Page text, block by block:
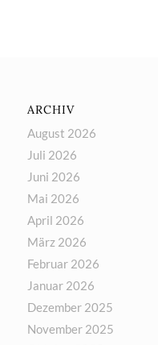
ARCHIV
August 2026
Juli 2026
Juni 2026
Mai 2026
April 2026
März 2026
Februar 2026
Januar 2026
Dezember 2025
November 2025